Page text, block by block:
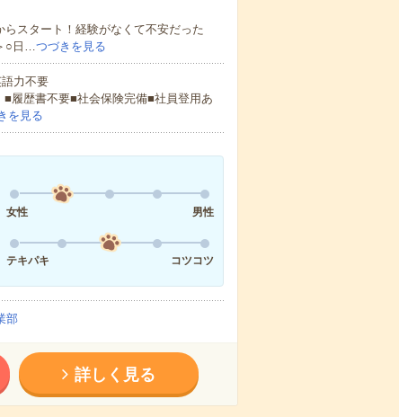
らスタート！経験がなくて不安だった
○日…つづきを見る
力不要
履歴書不要■社会保険完備■社員登用あ
を見る
女性
男性
テキパキ
コツコツ
部
詳しく見る